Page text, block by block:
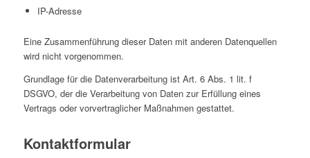
IP-Adresse
Eine Zusammenführung dieser Daten mit anderen Datenquellen
wird nicht vorgenommen.
Grundlage für die Datenverarbeitung ist Art. 6 Abs. 1 lit. f
DSGVO, der die Verarbeitung von Daten zur Erfüllung eines
Vertrags oder vorvertraglicher Maßnahmen gestattet.
Kontaktformular